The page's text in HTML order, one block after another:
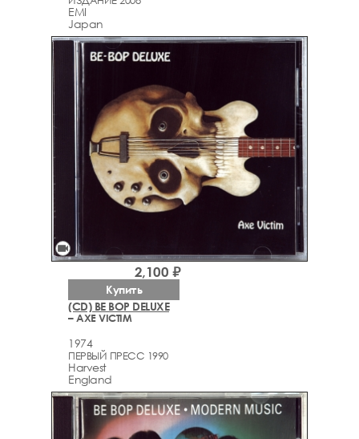
EMI
Japan
videocam
(CD) BE BOP DELUXE
– AXE VICTIM
1974
ПЕРВЫЙ ПРЕСС 1990
Harvest
England
2,100 ₽
Купить